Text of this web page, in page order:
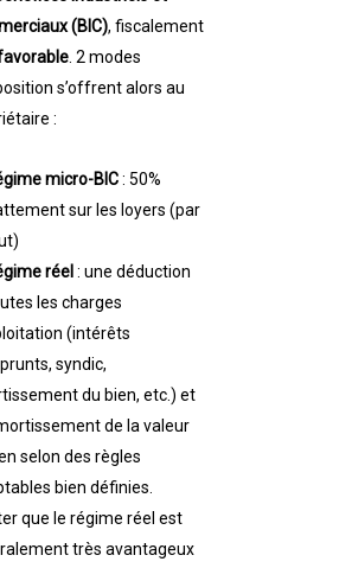
(BIC), fiscalement
. 2 modes
s’offrent alors au
:
micro-BIC: 50%
sur les loyers (par
réel: une déduction
les charges
(intérêts
syndic,
du bien, etc.) et
de la valeur
selon des règles
bien définies.
que le régime réel est
très avantageux